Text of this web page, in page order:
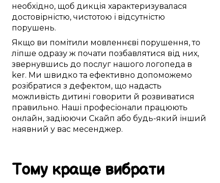
необхідно, щоб дикція характеризувалася
достовірністю, чистотою і відсутністю
порушень.
Якщо ви помітили мовленнєві порушення, то
ліпше одразу ж почати позбавлятися від них,
звернувшись до послуг нашого логопеда в
ker. Ми швидко та ефективно допоможемо
розібратися з дефектом, що надасть
можливість дитині говорити й розвиватися
правильно. Наші професіонали працюють
онлайн, задіюючи Скайп або будь-який інший
наявний у вас месенджер.
Тому кращевибрати